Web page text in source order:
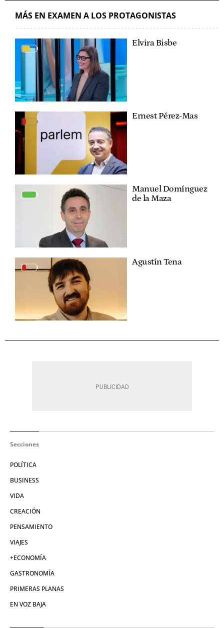
MÁS EN EXAMEN A LOS PROTAGONISTAS
Elvira Bisbe
Ernest Pérez-Mas
Manuel Domínguez
de la Maza
Agustín Tena
Secciones
POLÍTICA
BUSINESS
VIDA
CREACIÓN
PENSAMIENTO
VIAJES
+ECONOMÍA
GASTRONOMÍA
PRIMERAS PLANAS
EN VOZ BAJA